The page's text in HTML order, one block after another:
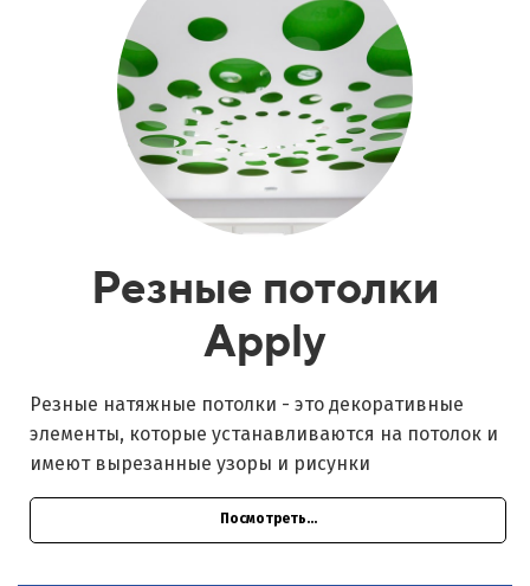
Резные потолки
Apply
Резные натяжные потолки - это декоративные
элементы, которые устанавливаются на потолок и
имеют вырезанные узоры и рисунки
Посмотреть...